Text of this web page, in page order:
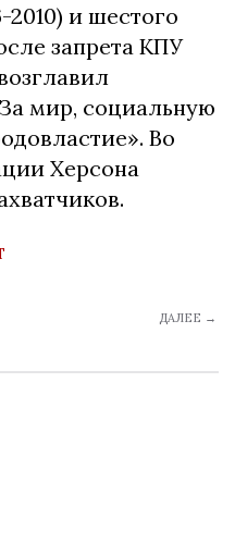
и шестого
запрета КПУ
мир, социальную
Во
Херсона
ДАЛЕЕ →